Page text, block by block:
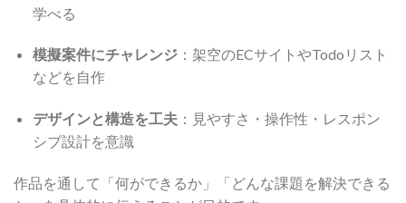
学べる
模擬案件にチャレンジ：架空のECサイトやTodoリスト
などを自作
デザインと構造を工夫：見やすさ・操作性・レスポン
シブ設計を意識
作品を通して「何ができるか」「どんな課題を解決できる